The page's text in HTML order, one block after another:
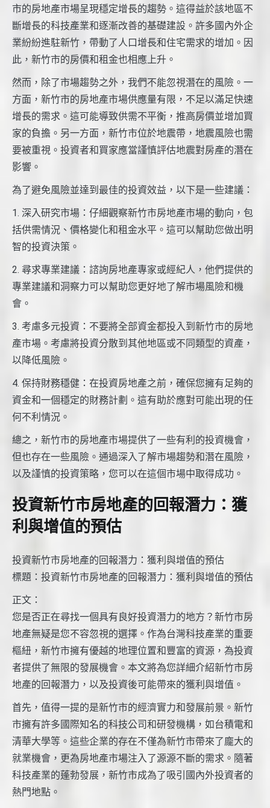
市的房地產市場呈現穩定增長的趨勢。這得益於該地區不
斷增長的科技產業和逐漸改善的基礎建設。許多國內外企
業紛紛進駐新竹，帶動了人口增長和住宅需求的增加。因
此，新竹市的房價和租金也相應上升。
然而，除了市場趨勢之外，我們不能忽視潛在的風險。一
方面，新竹市的房地產市場供應量有限，不足以滿足快速
增長的需求。這可能導致供需不平衡，推高房價並增加買
家的負擔。另一方面，新竹市位於地震帶，地震風險也需
要被重視。投資者和買家應當謹慎評估地震對房產的潛在
影響。
為了避免風險並達到最佳的投資效益，以下是一些建議：
1. 深入研究市場：仔細觀察新竹市房地產市場的動向，包
括供需情況、價格變化和租金水平。這可以幫助您做出明
智的投資決策。
2. 尋求專業建議：諮詢房地產專家或經紀人，他們提供的
專業建議和洞察力可以幫助您更好地了解市場風險和機
會。
3. 考慮多元投資：不要將全部資金都投入到新竹市的房地
產市場。考慮將投資分散到其他地區或不同類型的資產，
以降低風險。
4. 保持財務穩健：在投資房地產之前，確保您擁有足夠的
資金和一個穩定的財務計劃。這有助於應對可能出現的任
何不利情況。
總之，新竹市的房地產市場提供了一些有利的投資機會，
但也存在一些風險。通過深入了解市場趨勢和潛在風險，
以及謹慎的投資策略，您可以在這個市場中取得成功。
投資新竹市房地產的回報潛力：獲
利與增值的預估
投資新竹市房地產的回報潛力：獲利與增值的預估
標題：投資新竹市房地產的回報潛力：獲利與增值的預估
正文：
您是否正在尋找一個具有良好投資潛力的地方？新竹市房
地產無疑是您不容忽視的選擇。作為台灣科技產業的重要
樞紐，新竹市擁有優越的地理位置和豐富的資源，為投資
者提供了無限的發展機會。本文將為您詳細介紹新竹市房
地產的回報潛力，以及投資後可能帶來的獲利與增值。
首先，值得一提的是新竹市的經濟實力和發展前景。新竹
市擁有許多國際知名的科技公司和研發機構，如台積電和
清華大學等。這些企業的存在不僅為新竹市帶來了龐大的
就業機會，更為房地產市場注入了源源不斷的需求。隨著
科技產業的蓬勃發展，新竹市成為了吸引國內外投資者的
熱門地點。